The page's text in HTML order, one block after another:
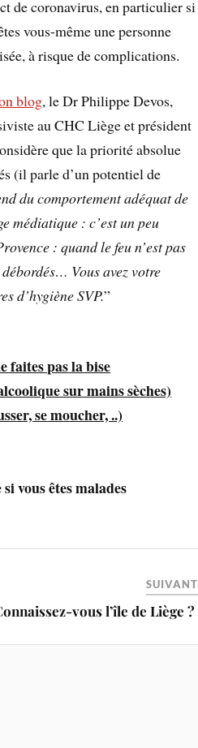
de coronavirus, en particulier si
vous-même une personne
à risque de complications.
blog, le Dr Philippe Devos,
au CHC Liège et président
que la priorité absolue
(il parle d’un potentiel de
du comportement adéquat de
médiatique : c’est un peu
: quand le feu n’est pas
Vous avez votre
d’hygiène SVP.”
faites pas la bise
sur mains sèches)
se moucher, ..)
vous êtes malades
SUIVANT
vous l’île de Liège ?